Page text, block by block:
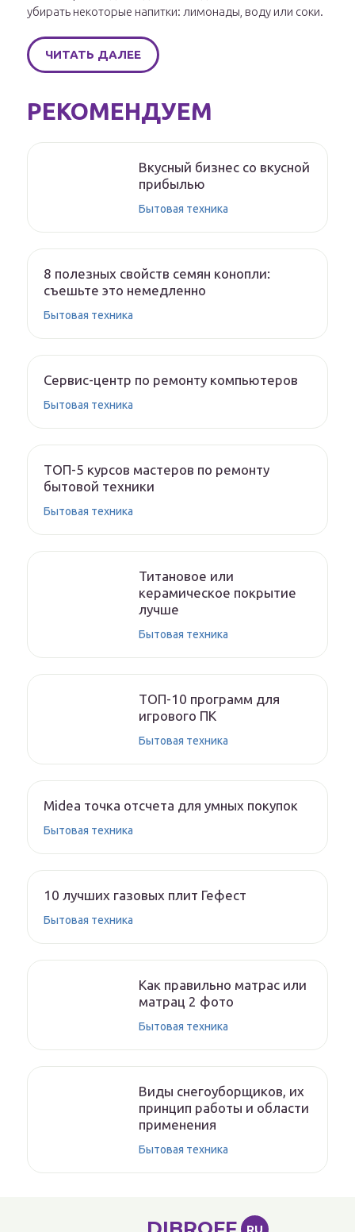
убирать некоторые напитки: лимонады, воду или соки.
ЧИТАТЬ ДАЛЕЕ
РЕКОМЕНДУЕМ
Вкусный бизнес со вкусной
прибылью
Бытовая техника
8 полезных свойств семян конопли:
съешьте это немедленно
Бытовая техника
Сервис-центр по ремонту компьютеров
Бытовая техника
ТОП-5 курсов мастеров по ремонту
бытовой техники
Бытовая техника
Титановое или
керамическое покрытие
лучше
Бытовая техника
ТОП-10 программ для
игрового ПК
Бытовая техника
Midea точка отсчета для умных покупок
Бытовая техника
10 лучших газовых плит Гефест
Бытовая техника
Как правильно матрас или
матрац 2 фото
Бытовая техника
Виды снегоуборщиков, их
принцип работы и области
применения
Бытовая техника